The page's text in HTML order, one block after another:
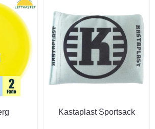
Kastaplast Sportsack